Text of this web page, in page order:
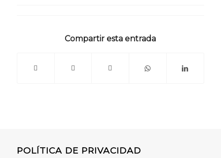
Compartir esta entrada
POLÍTICA DE PRIVACIDAD